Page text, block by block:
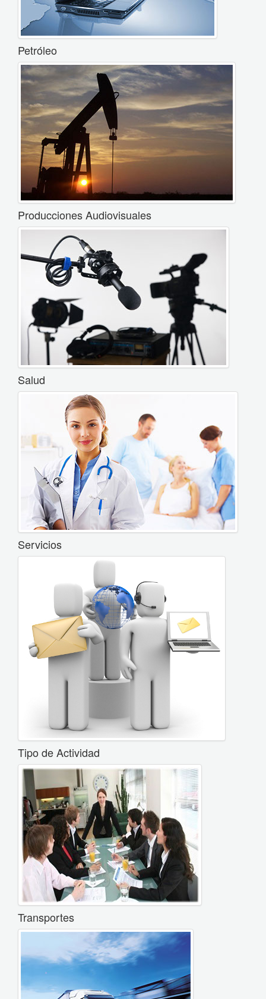
Petróleo
Producciones Audiovisuales
Salud
Servicios
Tipo de Actividad
Transportes